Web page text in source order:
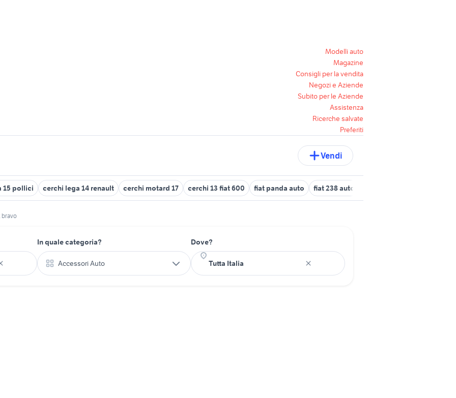
Modelli auto
Magazine
Consigli per la vendita
Negozi e Aziende
Subito per le Aziende
Assistenza
Ricerche salvate
Preferiti
Vendi
15 pollici cerchi lega 14 renault cerchi motard 17 cerchi 13 fiat 600 fiat panda auto fiat 238 auto
bravo
In quale categoria?
Accessori Auto
Dove?